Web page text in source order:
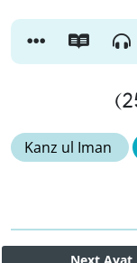
Kanz ul Iman